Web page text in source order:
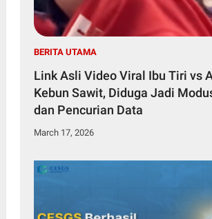
BERITA UTAMA
Link Asli Video Viral Ibu Tiri vs
Kebun Sawit, Diduga Jadi
dan Pencurian Data
March 17, 2026